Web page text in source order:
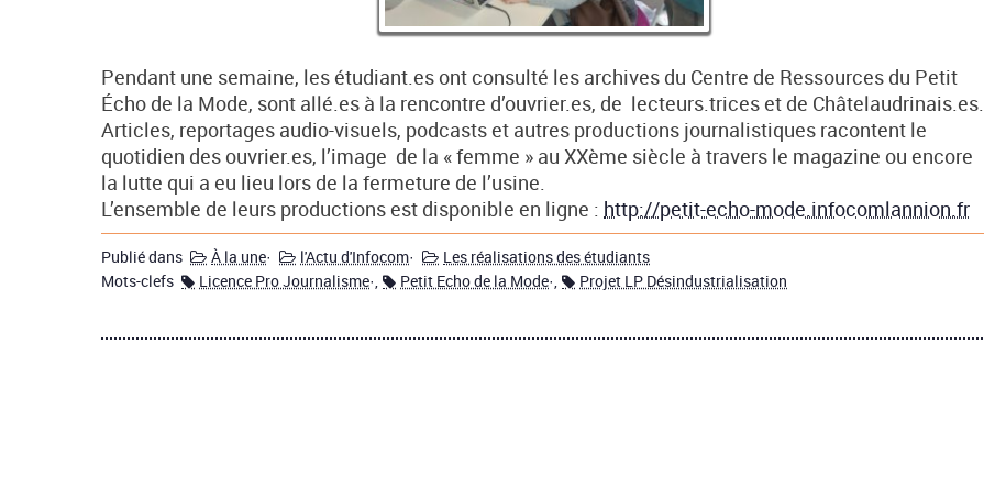
Pendant une semaine, les étudiant.es ont consulté les archives du Centre de Ressources du Petit
Écho de la Mode, sont allé.es à la rencontre d’ouvrier.es, de lecteurs.trices et de Châtelaudrinais.es.
Articles, reportages audio-visuels, podcasts et autres productions journalistiques racontent le
quotidien des ouvrier.es, l’image de la « femme » au XXème siècle à travers le magazine ou encore
la lutte qui a eu lieu lors de la fermeture de l’usine.
L’ensemble de leurs productions est disponible en ligne : http://petit-echo-mode.infocomlannion.fr
Publié dans À la une· l'Actu d'Infocom·
Les réalisations des étudiants
Mots-clefs
Licence Pro Journalisme·, Petit Echo de la Mode·, Projet LP Désindustrialisation